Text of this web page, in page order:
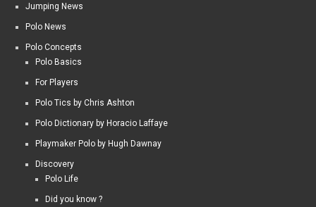
Jumping News
Polo News
Polo Concepts
Polo Basics
For Players
Polo Tics by Chris Ashton
Polo Dictionary by Horacio Laffaye
Playmaker Polo by Hugh Dawnay
Discovery
Polo Life
Did you know ?